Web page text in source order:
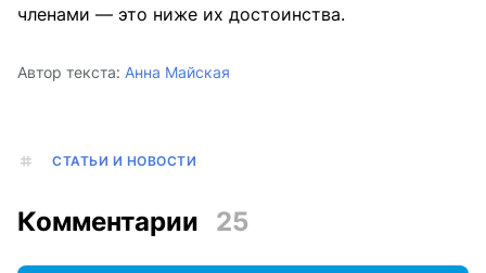
членами — это ниже их достоинства.
Автор текста: Анна Майская
СТАТЬИ И НОВОСТИ
Комментарии 25